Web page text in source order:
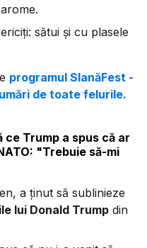
sătui și cu plasele
programul SlanăFest -
de toate felurile.
ce Trump a spus că ar
"Trebuie să-mi
a ținut să sublinieze
lui Donald Trump din